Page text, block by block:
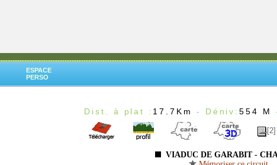
ESPACE
PERSO
Dist. à plat : 17.7Km - Déniv:554 M
[2]
VIADUC DE GARABIT -